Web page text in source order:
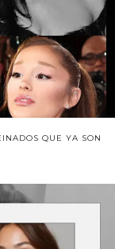
QUE YA SON